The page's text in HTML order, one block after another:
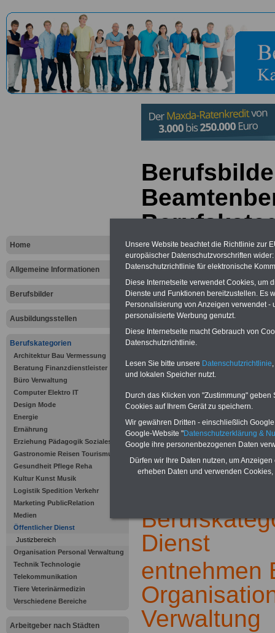
Home
Allgemeine Informationen
Berufsbilder
Ausbildungsstellen
Berufskategorien
Architektur Bau Vermessung
Beratung Finanzdienstleister
Büro Verwaltung
Computer Elektro IT
Design Mode
Energie
Ernährung
Erziehung Pädagogik Soziales
Gastronomie Reisen Tourismus
Gesundheit Pflege Reha
Kultur Kunst Musik
Logistik Spedition Verkehr
Marketing PublicRelation
Medien
Öffentlicher Dienst
Justizbereich
Organisation Personal Verwaltung
Technik Technologie
Telekommunikation
Tiere Veterinärmedizin
Verschiedene Bereiche
Arbeitgeber nach Städten
Neu aufgelegt: März
öffentlichen Verwaltung >>>/
informationen/stellenportal-
Zur Übersicht
Dienst
entnehmen
Verwaltung
Unsere Website beachtet die Richtlinie zur
europäischer Datenschutzvorschriften
Datenschutzrichtlinie für elektronische
Diese Internetseite verwendet Cookies, um
Dienste und Funktionen bereitzustellen. Es
Personalisierung von Anzeigen verwendet
personalisierte Werbung genutzt.
Diese Internetseite macht Gebrauch von
Datenschutzrichtlinie.
Lesen Sie bitte unsere Datenschutzrichtlinie
und lokalen Speicher nutzt.
Durch das Klicken von "Zustimmung"
Cookies auf Ihrem Gerät zu speichern.
Wir gewähren Dritten - einschließlich
Google-Website "Datenschutzerklärung &
Google ihre personenbezogenen Daten
Dürfen wir Ihre Daten nutzen, um
erheben Daten und verwenden